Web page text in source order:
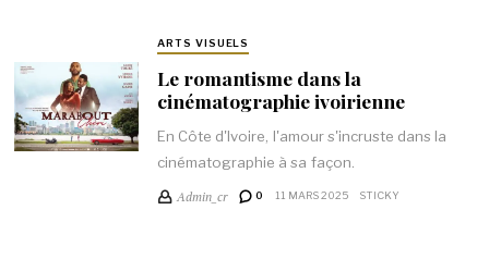
ARTS VISUELS
Le romantisme dans la
cinématographie ivoirienne
En Côte d'Ivoire, l'amour s'incruste dans la
cinématographie à sa façon.
Admin_cr 0 11 MARS 2025 STICKY